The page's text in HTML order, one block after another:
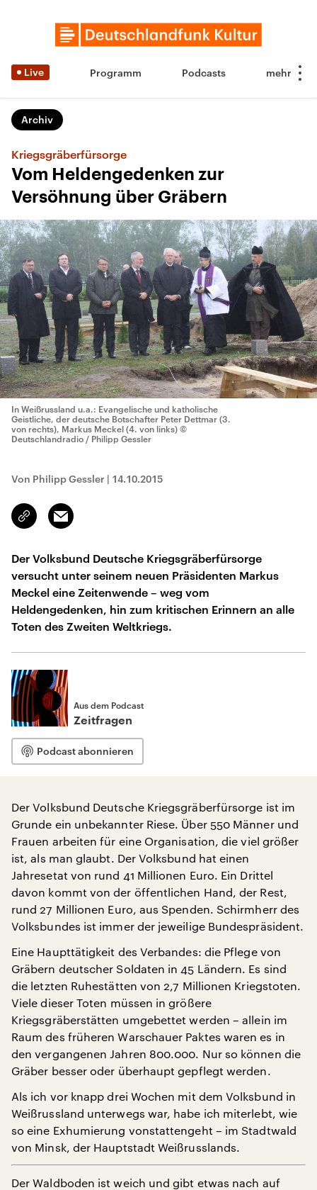
Live Programm Podcasts
Archiv
Kriegsgräberfürsorge
Vom Heldengedenken zur
Versöhnung über Gräbern
In Weißrussland u.a.: Evangelische und katholische
Geistliche, der deutsche Botschafter Peter Dettmar (3.
von rechts), Markus Meckel (4. von links) ©
Deutschlandradio / Philipp Gessler
Von Philipp Gessler | 14.10.2015
Link
kopieren/teilen
Email
Der Volksbund Deutsche Kriegsgräberfürsorge
versucht unter seinem neuen Präsidenten Markus
Meckel eine Zeitenwende – weg vom
Heldengedenken, hin zum kritischen Erinnern an alle
Toten des Zweiten Weltkriegs.
Aus dem Podcast
Zeitfragen
Podcast abonnieren
Der Volksbund Deutsche Kriegsgräberfürsorge ist im
Grunde ein unbekannter Riese. Über 550 Männer und
Frauen arbeiten für eine Organisation, die viel größer
ist, als man glaubt. Der Volksbund hat einen
Jahresetat von rund 41 Millionen Euro. Ein Drittel
davon kommt von der öffentlichen Hand, der Rest,
rund 27 Millionen Euro, aus Spenden. Schirmherr des
Volksbundes ist immer der jeweilige Bundespräsident.
Eine Haupttätigkeit des Verbandes: die Pflege von
Gräbern deutscher Soldaten in 45 Ländern. Es sind
die letzten Ruhestätten von 2,7 Millionen Kriegstoten.
Viele dieser Toten müssen in größere
Kriegsgräberstätten umgebettet werden – allein im
Raum des früheren Warschauer Paktes waren es in
den vergangenen Jahren 800.000. Nur so können die
Gräber besser oder überhaupt gepflegt werden.
Als ich vor knapp drei Wochen mit dem Volksbund in
Weißrussland unterwegs war, habe ich miterlebt, wie
so eine Exhumierung vonstattengeht – im Stadtwald
von Minsk, der Hauptstadt Weißrusslands.
Der Waldboden ist weich und gibt etwas nach auf